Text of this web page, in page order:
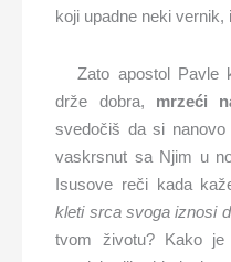
koji upadne neki vernik,
Zato apostol Pavle
drže dobra, mrzeći
svedočiš da si
vaskrsnut sa Njim u
Isusove reči kada
kleti srca svoga iznosi
tvom životu? Kako je